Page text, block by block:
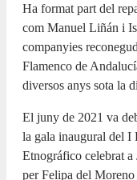
Ha format part del
com Manuel Liñán i
companyies
Flamenco de
diversos anys sota la
El juny de 2021 va
la gala inaugural del I
Etnográfico celebrat a
per Felipa del